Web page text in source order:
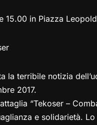
15.00 in Piazza
la terribile notizia
2017.
“Tekoser –
e solidarietà.